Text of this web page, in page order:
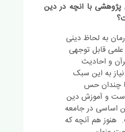
با آنچه در دین
به لحاظ دینی
قابل توجهی
و احادیث
نیاز به این سبک
چندان حس
و آموزش دین
اساسی در جامعه
هنوز هم آنچه که